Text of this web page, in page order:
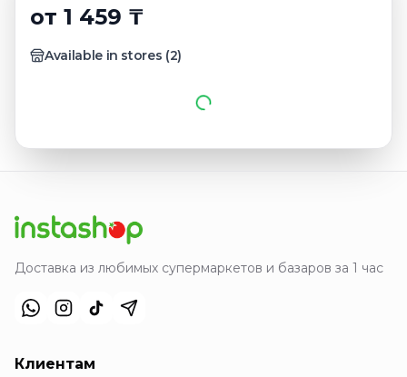
от 1 459 ₸
Available in stores (2)
Доставка из любимых супермаркетов и базаров за 1 час
Клиентам